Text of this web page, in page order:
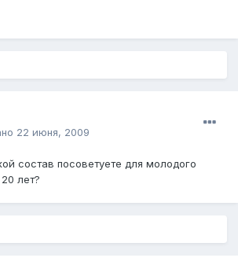
22 июня, 2009
состав посоветуете для молодого
лет?